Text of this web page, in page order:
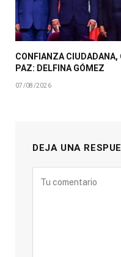
CONFIANZA CIUDADANA,
PAZ: DELFINA GÓMEZ
07/08/2026
DEJA UNA